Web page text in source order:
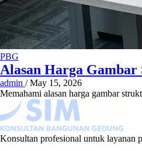
PBG
Alasan Harga
admin /May 15, 2026
Memahami alasan harga gambar
Konsultan profesional untuk layanan